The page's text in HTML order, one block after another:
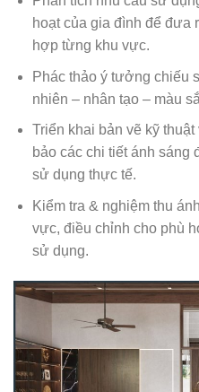
hoạt của gia đình để đưa
hợp từng khu vực.
Phác thảo ý tưởng chiếu
nhiên – nhân tạo – màu
Triển khai bản vẽ kỹ
bảo các chi tiết ánh sáng
sử dụng thực tế.
Kiểm tra & nghiệm thu
vực, điều chỉnh cho phù
sử dụng.